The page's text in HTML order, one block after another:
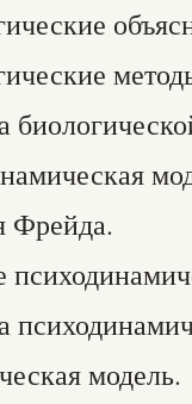
Фрейда.
модель.